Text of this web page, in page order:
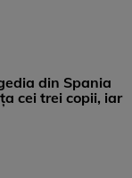
din Spania
cei trei copii, iar